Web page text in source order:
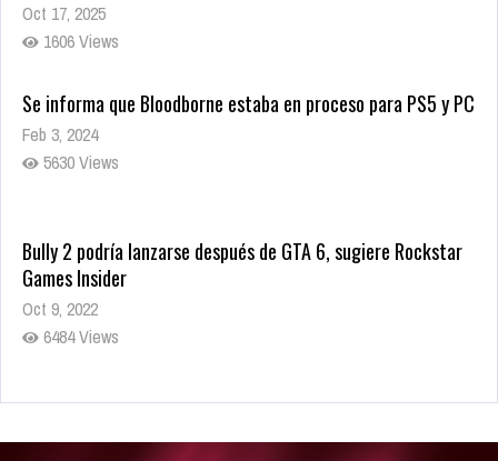
Oct 17, 2025
1606 Views
Se informa que Bloodborne estaba en proceso para PS5 y PC
Feb 3, 2024
5630 Views
Bully 2 podría lanzarse después de GTA 6, sugiere Rockstar
Games Insider
Oct 9, 2022
6484 Views
Rumor: Se filtran los primeros detalles de Resident Evil 9